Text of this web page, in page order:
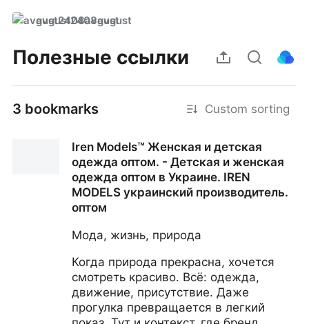
avgust2408avgust
Полезные ссылки
3 bookmarks Custom sorting
Iren Models™ Женская и детская
одежда оптом. - Детская и женская
одежда оптом в Украине. IREN
MODELS украинский производитель.
оптом
Мода, жизнь, природа
Когда природа прекрасна, хочется
смотреть красиво. Всё: одежда,
движение, присутствие. Даже
прогулка превращается в легкий